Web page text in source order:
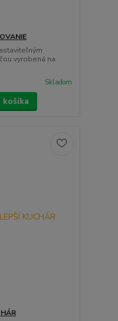
vyrobená na
Skladom
košíka